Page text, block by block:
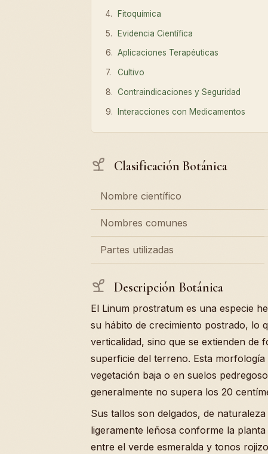
Fitoquímica
Evidencia Científica
Aplicaciones Terapéuticas
Cultivo
Contraindicaciones y Seguridad
Interacciones con Medicamentos
Clasificación Botánica
Nombre científico
Nombres comunes
Partes utilizadas
Descripción Botánica
El Linum prostratum es una especie
su hábito de crecimiento postrado, lo
verticalidad, sino que se extienden
superficie del terreno. Esta
vegetación baja o en suelos
generalmente no supera los 20
Sus tallos son delgados, de
ligeramente leñosa conforme la
entre el verde esmeralda y tonos